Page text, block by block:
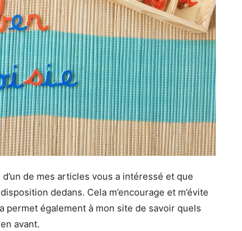
de mes articles vous a intéressé et que
dedans. Cela m’encourage et m’évite
permet également à mon site de savoir quels
avant.